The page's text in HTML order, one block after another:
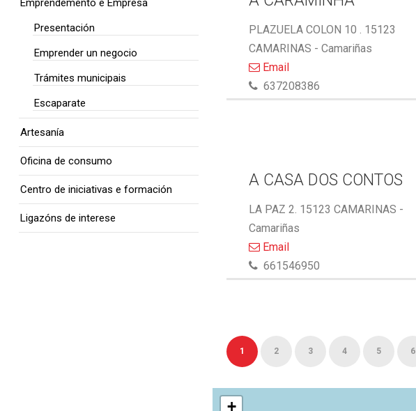
PLAZUELA COLON 10 . 15123
CAMARINAS - Camariñas
Email
637208386
A CASA DOS CONTOS
LA PAZ 2. 15123 CAMARINAS -
Camariñas
Email
661546950
1 2 3 4 5 6
+
Emprendemento e Empresa
Presentación
Emprender un negocio
Trámites municipais
Escaparate
Artesanía
Oficina de consumo
Centro de iniciativas e formación
Ligazóns de interese